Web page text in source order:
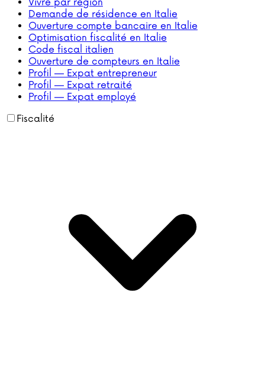
Vivre par région
Demande de résidence en Italie
Ouverture compte bancaire en Italie
Optimisation fiscalité en Italie
Code fiscal italien
Ouverture de compteurs en Italie
Profil — Expat entrepreneur
Profil — Expat retraité
Profil — Expat employé
Fiscalité